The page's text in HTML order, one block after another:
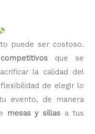
puede ser costoso.
que se
la calidad del
de elegir lo
evento, de manera
mesas y sillas a tus